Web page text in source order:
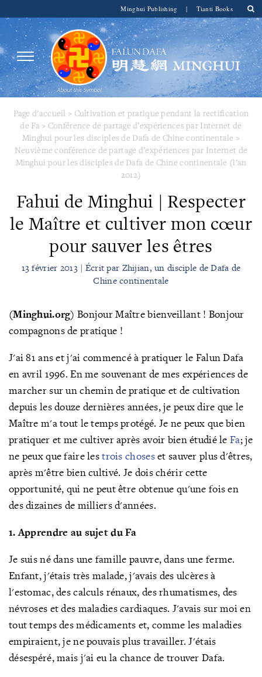
Minghui Publishing | Tianti Books
Page d'accueil > Cultivation et pratique pendant la rectification
de Fa > Conférence de partage d’expériences par Internet de
Minghui pour les disciples de Dafa de Chine continentale >
Neuvième conférence de partage d’expériences par Internet de
Minghui pour les disciples de Dafa de Chine continentale (l'an
2012)
Fahui de Minghui | Respecter
le Maître et cultiver mon cœur
pour sauver les êtres
13 février 2013 | Écrit par Zhijian, un disciple de Dafa de
Chine continentale
(Minghui.org) Bonjour Maître bienveillant ! Bonjour
compagnons de pratique !
J'ai 81 ans et j'ai commencé à pratiquer le Falun Dafa
en avril 1996. En me souvenant de mes expériences de
marcher sur un chemin de pratique et de cultivation
depuis les douze dernières années, je peux dire que le
Maître m'a tout le temps protégé. Je ne peux que bien
pratiquer et me cultiver après avoir bien étudié le Fa; je
ne peux que faire lestrois choseset sauver plus d'êtres,
après m'être bien cultivé. Je dois chérir cette
opportunité, qui ne peut être obtenue qu'une fois en
des dizaines de milliers d'années.
1. Apprendre au sujet du Fa
Je suis né dans une famille pauvre, dans une ferme.
Enfant, j'étais très malade, j'avais des ulcères à
l'estomac, des calculs rénaux, des rhumatismes, des
névroses et des maladies cardiaques. J'avais sur moi en
tout temps des médicaments et, comme les maladies
empiraient, je ne pouvais plus travailler. J'étais
désespéré, mais j'ai eu la chance de trouver Dafa.